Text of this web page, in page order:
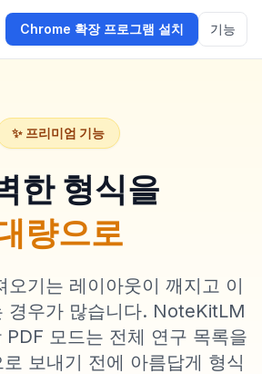
Chrome 확장 프로그램 설치 기능
✨ 프리미엄 기능
한 형식을
량으로
기는 레이아웃이 깨지고 이
경우가 많습니다. NoteKitLM
PDF 모드는 전체 연구 목록을
보내기 전에 아름답게 형식